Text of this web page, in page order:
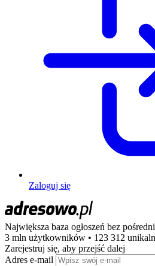
Zaloguj się
Największa baza ogłoszeń bez
3 mln użytkowników • 123 312
Zarejestruj się, aby przejść dalej
Adres e-mail